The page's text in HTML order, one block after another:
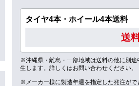
タイヤ4本・ホイール4本送料
送
※沖縄県・離島・一部地域は送料の他に別途
生します。詳しくはお問い合わせください。
※メーカー様に製造年週を指定した発注がで